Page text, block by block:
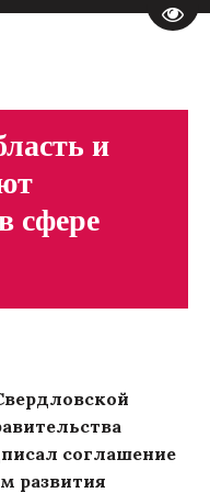
и
сфере
соглашение
развития